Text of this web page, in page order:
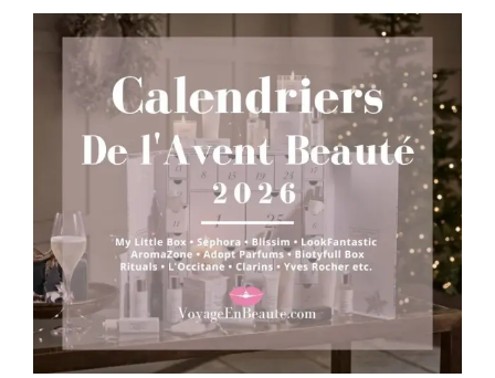
Calendriers de l’Avent Beauté 2026
Tous les calendriers de l’Avent Beauté 2026 !
Quel Choisir ?
Spoiler, contenu, codes promos + Jeux concours…